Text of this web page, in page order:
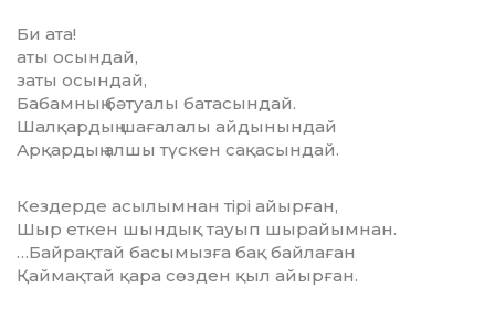
Би ата!
аты осындай,
заты осындай,
Бабамның бәтуалы батасындай.
Шалқардың шағалалы айдынындай
Арқардың алшы түскен сақасындай.
Кездерде асылымнан тірі айырған,
Шыр еткен шындық тауып шырайымнан.
…Байрақтай басымызға бақ байлаған
Қаймақтай қара сөзден қыл айырған.